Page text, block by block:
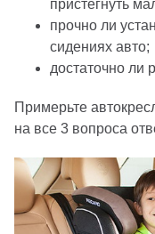
пристегнуть
прочно ли
сидениях авто;
достаточно ли
Примерьте
на все 3 вопроса